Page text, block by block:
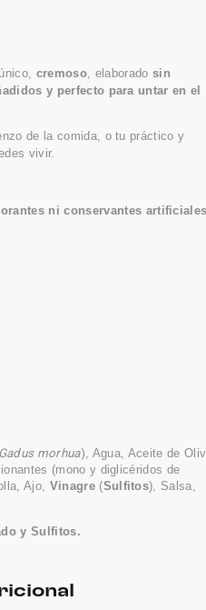
cremoso, elaborado sin
y perfecto para untar en el
de la comida, o tu práctico y
vivir.
ni conservantes
Gadus morhua), Agua, Aceite de
(mono y diglicéridos de
Ajo, Vinagre (Sulfitos), Salsa,
y Sulfitos.